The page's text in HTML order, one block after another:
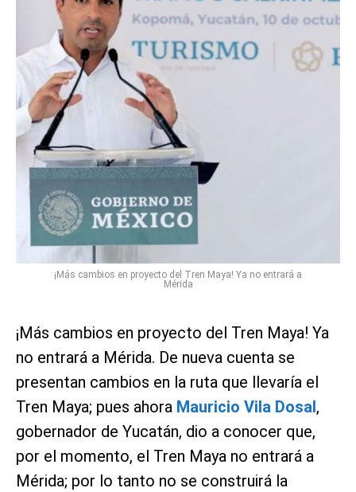
¡Más cambios en proyecto del Tren Maya! Ya no entrará a
Mérida
¡Más cambios en proyecto del Tren Maya! Ya
no entrará a Mérida. De nueva cuenta se
presentan cambios en la ruta que llevaría el
Tren Maya; pues ahora Mauricio Vila Dosal ,
gobernador de Yucatán, dio a conocer que,
por el momento, el Tren Maya no entrará a
Mérida; por lo tanto no se construirá la